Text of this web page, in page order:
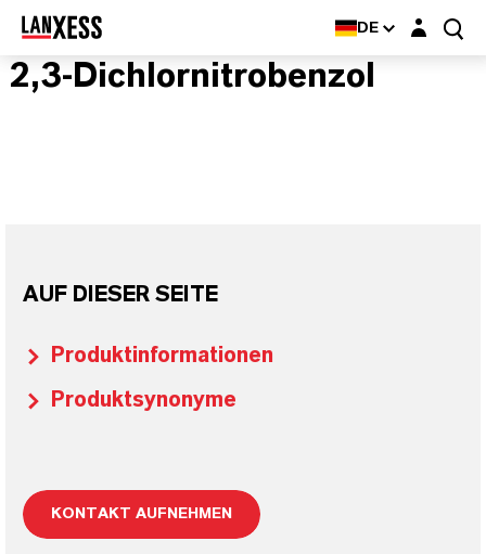
DE Login-Maske
2,3-Dichlornitrobenzol
AUF DIESER SEITE
Produktinformationen
Produktsynonyme
KONTAKT AUFNEHMEN